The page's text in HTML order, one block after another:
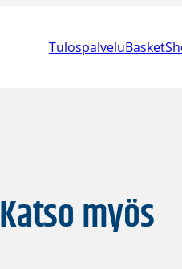
Tulospalvelu
Katso myös